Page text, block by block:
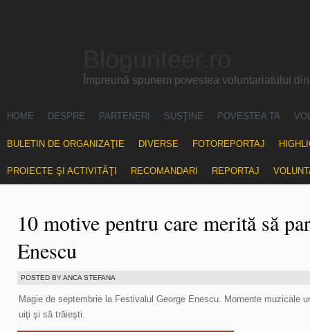
Împreună spunem povestea voluntariatului
HOME DESPRE PARTENERI SUSŢINE POVESTEA TA
BULETIN DE ORGANIZAŢIE DIVERSE FOTOREPORTAJ
PROIECTE ŞI ACTIVITĂŢI RECOMANDARI REPORTAJ
10 motive pentru care merită să
Enescu
POSTED BY ANCA STEFANA
Magie de septembrie la Festivalul George Enescu. Momente muzicale
uiţi şi să trăieşti.